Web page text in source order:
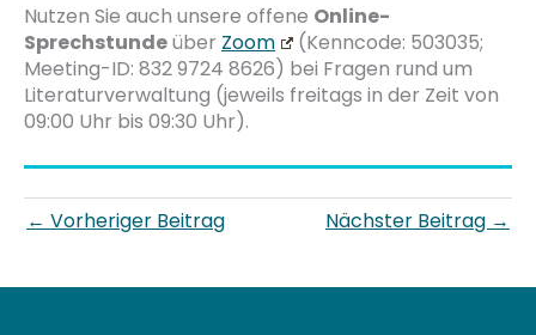
Nutzen Sie auch unsere offene Online-
Sprechstundeüber Zoom
(Kenncode: 503035;
Meeting-ID: 832 9724 8626) bei Fragen rund um
Literaturverwaltung (jeweils freitags in der Zeit von
09:00 Uhr bis 09:30 Uhr).
← Vorheriger Beitrag Nächster Beitrag →